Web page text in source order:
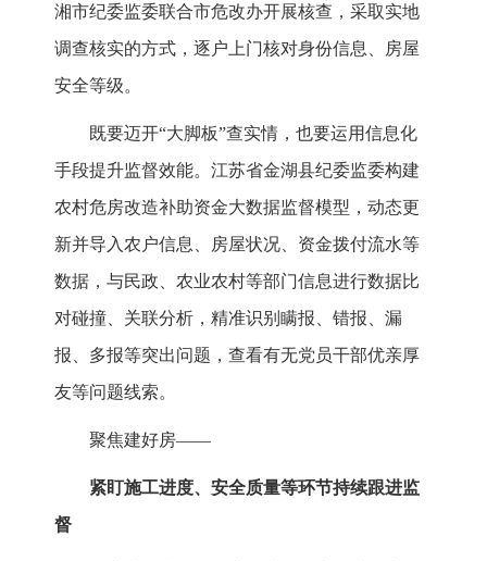
湘市纪委监委联合市危改办开展核查，采取实地
调查核实的方式，逐户上门核对身份信息、房屋
安全等级。
既要迈开“大脚板”查实情，也要运用信息化
手段提升监督效能。江苏省金湖县纪委监委构建
农村危房改造补助资金大数据监督模型，动态更
新并导入农户信息、房屋状况、资金拨付流水等
数据，与民政、农业农村等部门信息进行数据比
对碰撞、关联分析，精准识别瞒报、错报、漏
报、多报等突出问题，查看有无党员干部优亲厚
友等问题线索。
聚焦建好房——
紧盯施工进度、安全质量等环节持续跟进监
督